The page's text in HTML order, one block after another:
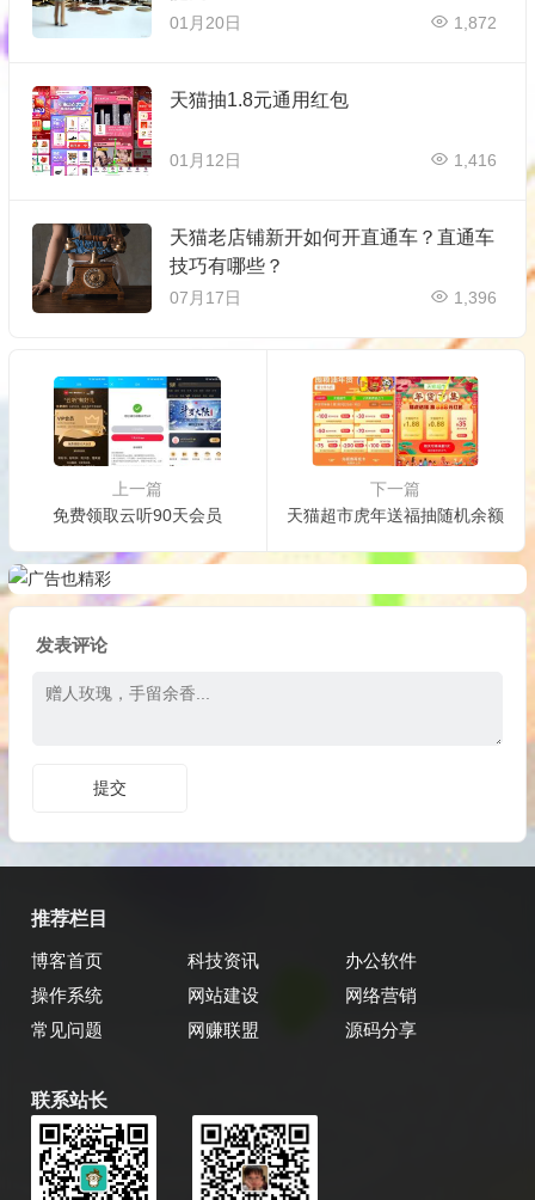
01月20日 1,872
天猫抽1.8元通用红包
01月12日 1,416
天猫老店铺新开如何开直通车？直通车
技巧有哪些？
07月17日 1,396
上一篇
免费领取云听90天会员
下一篇
天猫超市虎年送福抽随机余额
发表评论
推荐栏目
博客首页 科技资讯
办公软件
操作系统
网站建设
网络营销
常见问题
网赚联盟 源码分享
联系站长